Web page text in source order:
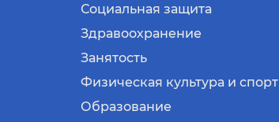
Социальная защита
Здравоохранение
Занятость
Физическая культура и спорт
Образование